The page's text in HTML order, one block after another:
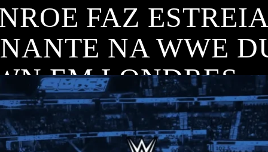
FAZ ESTREIA
NA WWE
EM LONDRES
estreia na WWE. Descobre o que aconteceu!